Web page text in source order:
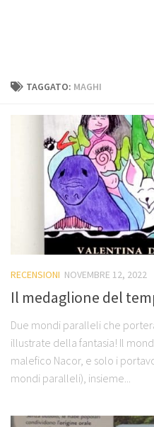
TAGGATO: MAGHI
RECENSIONI NOVEMBRE 12, 2022
Il medaglione del
Due mondi paralleli che
illustrate della fantasia! Il
malefico Nacor, e solo i
mondi paralleli), insieme...